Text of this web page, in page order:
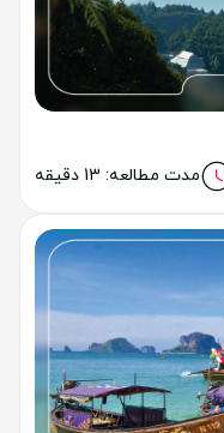
مدت مطالعه: 13 دقیقه